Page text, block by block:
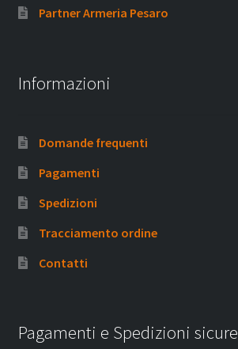
Partner Armeria Pesaro
Informazioni
Domande frequenti
Pagamenti
Spedizioni
Tracciamento ordine
Contatti
Pagamenti e Spedizioni sicure